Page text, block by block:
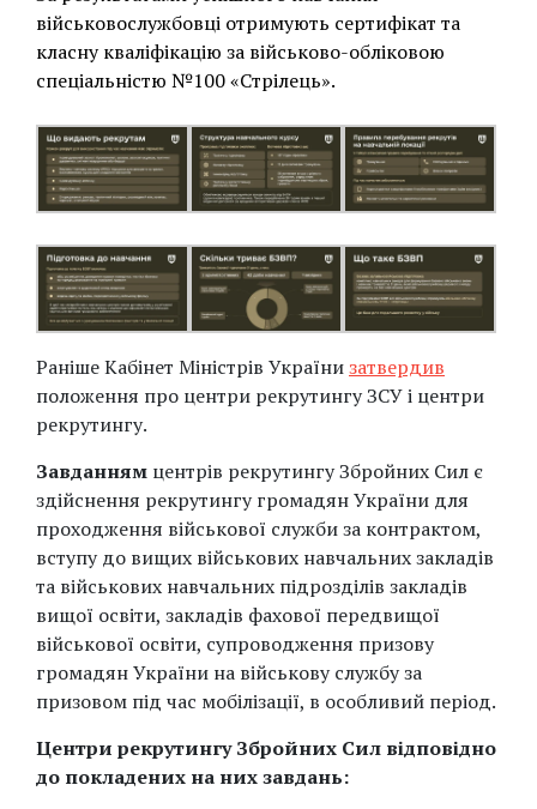
військовослужбовці отримують сертифікат та
класну кваліфікацію за військово-обліковою
спеціальністю №100 «Стрілець».
Раніше Кабінет Міністрів Українизатвердив
положення про центри рекрутингу ЗСУ і центри
рекрутингу.
Завданням центрів рекрутингу Збройних Сил є
здійснення рекрутингу громадян України для
проходження військової служби за контрактом,
вступу до вищих військових навчальних закладів
та військових навчальних підрозділів закладів
вищої освіти, закладів фахової передвищої
військової освіти, супроводження призову
громадян України на військову службу за
призовом під час мобілізації, в особливий період.
Центри рекрутингу Збройних Сил відповідно
до покладених на них завдань: